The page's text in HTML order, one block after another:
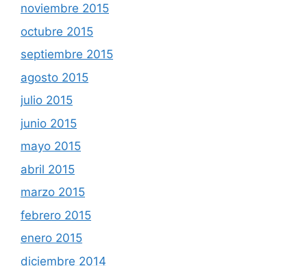
noviembre 2015
octubre 2015
septiembre 2015
agosto 2015
julio 2015
junio 2015
mayo 2015
abril 2015
marzo 2015
febrero 2015
enero 2015
diciembre 2014